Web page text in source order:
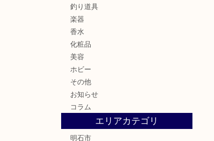
釣り道具
楽器
香水
化粧品
美容
ホビー
その他
お知らせ
コラム
エリアカテゴリ
明石市